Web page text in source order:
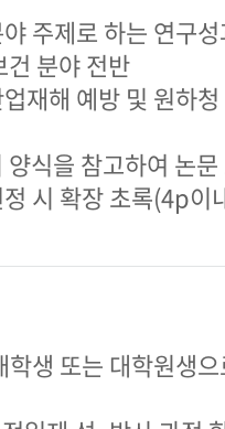
주제로 하는 연구
분야 전반
재해 예방 및 원하
양식을 참고하여 논
시 확장 초록(4p이
학생 또는 대학원생